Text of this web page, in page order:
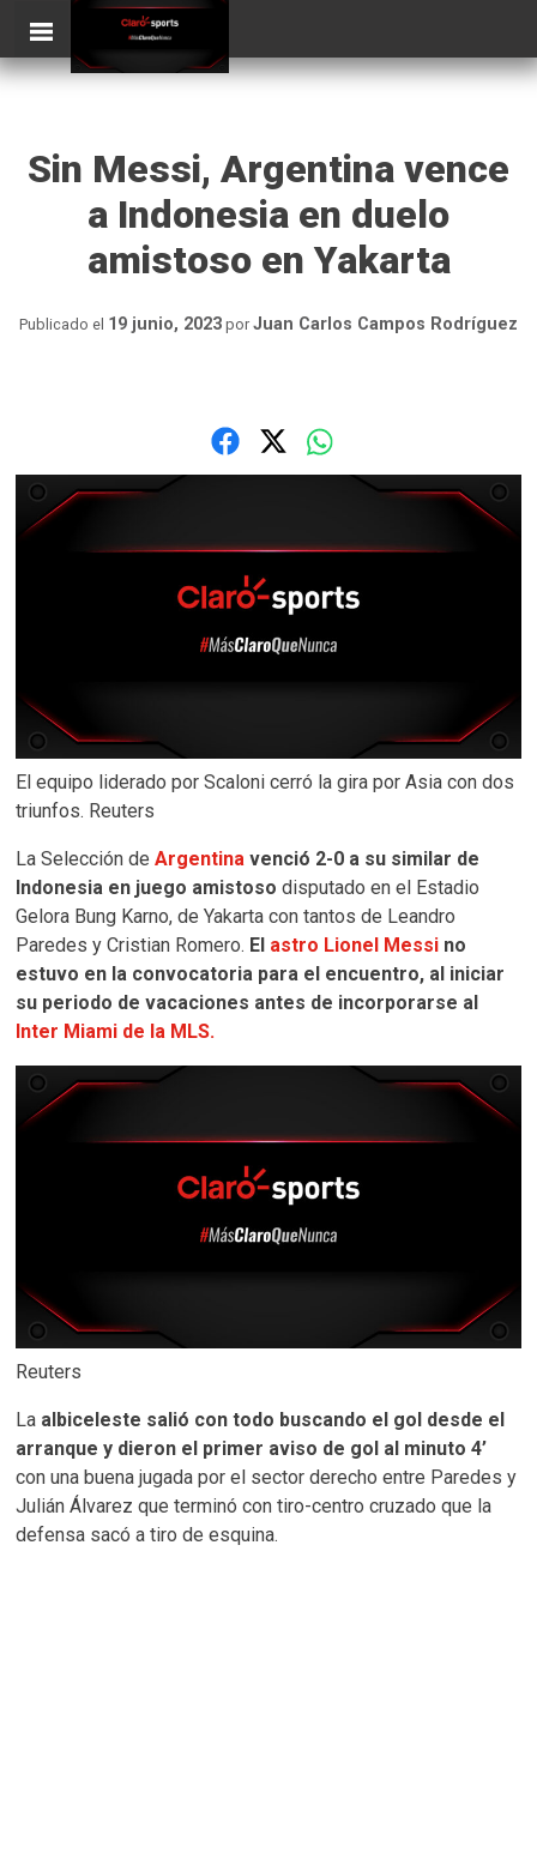
content
ClaroSports
Sin Messi, Argentina vence
a Indonesia en duelo
amistoso en Yakarta
Publicado el 19 junio, 2023 por Juan Carlos Campos Rodríguez
El equipo liderado por Scaloni cerró la gira por Asia con dos
triunfos. Reuters
La Selección deArgentina venció 2-0 a su similar de
Indonesia en juego amistoso disputado en el Estadio
Gelora Bung Karno, de Yakarta con tantos de Leandro
Paredes y Cristian Romero. El astro Lionel Messi no
estuvo en la convocatoria para el encuentro, al iniciar
su periodo de vacaciones antes de incorporarse al
Inter Miami de la MLS.
Reuters
La albiceleste salió con todo buscando el gol desde el
arranque y dieron el primer aviso de gol al minuto 4’
con una buena jugada por el sector derecho entre Paredes y
Julián Álvarez que terminó con tiro-centro cruzado que la
defensa sacó a tiro de esquina.